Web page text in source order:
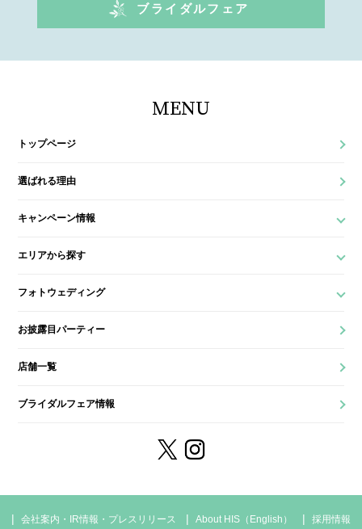
ブライダルフェア
MENU
トップページ
選ばれる理由
キャンペーン情報
エリアから探す
フォトウェディング
お披露目パーティー
店舗一覧
ブライダルフェア情報
会社案内・IR情報・プレスリリース About HIS（English）
採用情報